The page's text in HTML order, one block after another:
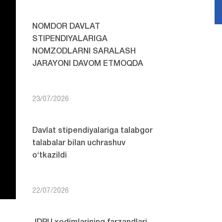
NOMDOR DAVLAT
STIPENDIYALARIGA
NOMZODLARNI SARALASH
JARAYONI DAVOM ETMOQDA
23/07/2026
Davlat stipendiyalariga talabgor
talabalar bilan uchrashuv
o‘tkazildi
22/07/2026